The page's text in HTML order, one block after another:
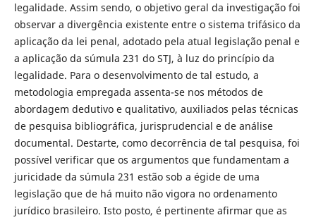
legalidade. Assim sendo, o objetivo geral da investigação foi
observar a divergência existente entre o sistema trifásico da
aplicação da lei penal, adotado pela atual legislação penal e
a aplicação da súmula 231 do STJ, à luz do princípio da
legalidade. Para o desenvolvimento de tal estudo, a
metodologia empregada assenta-se nos métodos de
abordagem dedutivo e qualitativo, auxiliados pelas técnicas
de pesquisa bibliográfica, jurisprudencial e de análise
documental. Destarte, como decorrência de tal pesquisa, foi
possível verificar que os argumentos que fundamentam a
juricidade da súmula 231 estão sob a égide de uma
legislação que de há muito não vigora no ordenamento
jurídico brasileiro. Isto posto, é pertinente afirmar que as